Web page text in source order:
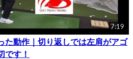
7:19
た動作｜切り返しでは左肩がアゴ
です！